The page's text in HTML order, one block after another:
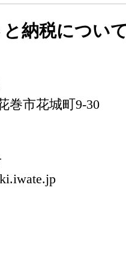
納税につい
巻市花城町9-30